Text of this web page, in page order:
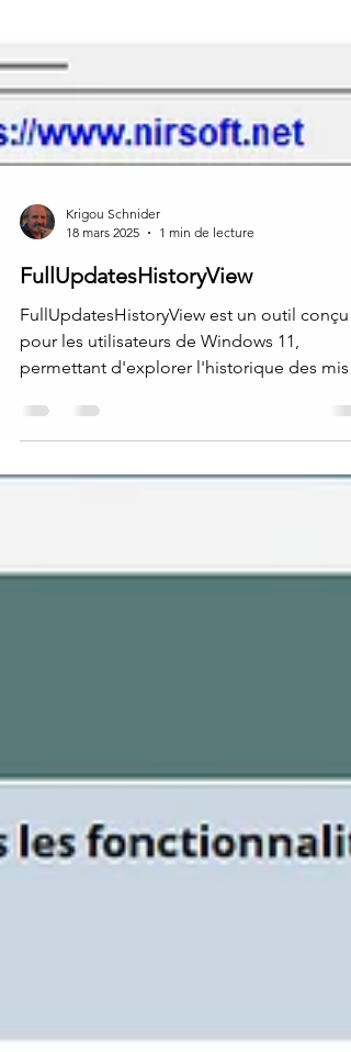
18 mars 2025
1 min de lecture
FullUpdatesHistoryView
FullUpdatesHistoryView est un outil conçu
pour les utilisateurs de Windows 11,
permettant d'explorer l'historique des